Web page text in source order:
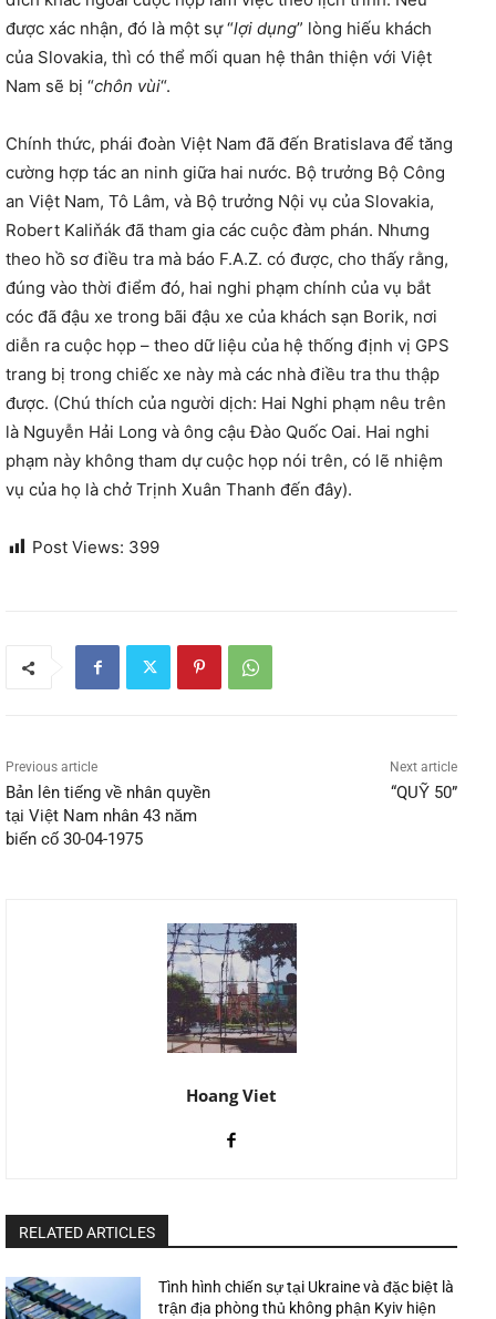
được xác nhận, đó là một sự “lợi dụng” lòng hiếu khách
của Slovakia, thì có thể mối quan hệ thân thiện với Việt
Nam sẽ bị “chôn vùi“.
Chính thức, phái đoàn Việt Nam đã đến Bratislava để tăng
cường hợp tác an ninh giữa hai nước. Bộ trưởng Bộ Công
an Việt Nam, Tô Lâm, và Bộ trưởng Nội vụ của Slovakia,
Robert Kaliňák đã tham gia các cuộc đàm phán. Nhưng
theo hồ sơ điều tra mà báo F.A.Z. có được, cho thấy rằng,
đúng vào thời điểm đó, hai nghi phạm chính của vụ bắt
cóc đã đậu xe trong bãi đậu xe của khách sạn Borik, nơi
diễn ra cuộc họp – theo dữ liệu của hệ thống định vị GPS
trang bị trong chiếc xe này mà các nhà điều tra thu thập
được. (Chú thích của người dịch: Hai Nghi phạm nêu trên
là Nguyễn Hải Long và ông cậu Đào Quốc Oai. Hai nghi
phạm này không tham dự cuộc họp nói trên, có lẽ nhiệm
vụ của họ là chở Trịnh Xuân Thanh đến đây).
Post Views: 399
Previous article
Bản lên tiếng về nhân quyền
tại Việt Nam nhân 43 năm
biến cố 30-04-1975
Next article
“QUỸ 50”
Hoang Viet
RELATED ARTICLES
Tình hình chiến sự tại Ukraine và đặc biệt là
trận địa phòng thủ không phận Kyiv hiện